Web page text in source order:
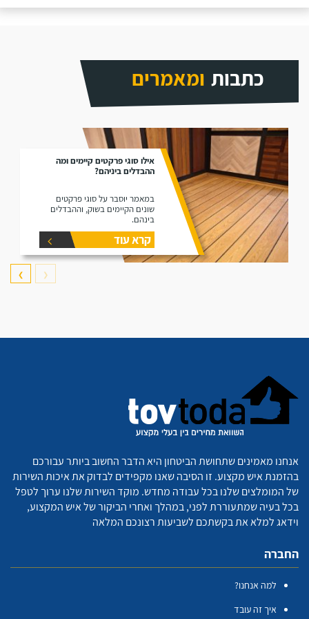
כתבות ומאמרים
אילו סוגי פרקטים קיימים ומה
ההבדלים ביניהם?
במאמר יוסבר על סוגי פרקטים
שונים הקיימים בשוק, וההבדלים
בינהם.
קרא עוד
❮
❯
אנחנו מאמינים שתחושת הביטחון היא הדבר החשוב ביותר עבורכם
בהזמנת איש מקצוע. זו הסיבה שאנו מקפידים לבדוק את איכות השירות
של המומלצים שלנו בכל עבודה מחדש. מוקד השירות שלנו ערוך לטפל
בכל בעיה שמתעוררת לפני, במהלך ואחרי הביקור של איש המקצוע,
וידאג למלא את בקשתכם לשביעות רצונכם המלאה
החברה
למה אנחנו?
איך זה עובד